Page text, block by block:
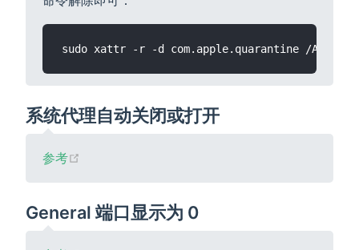
系统代理自动关闭或打开
参考
General 端口显示为 0